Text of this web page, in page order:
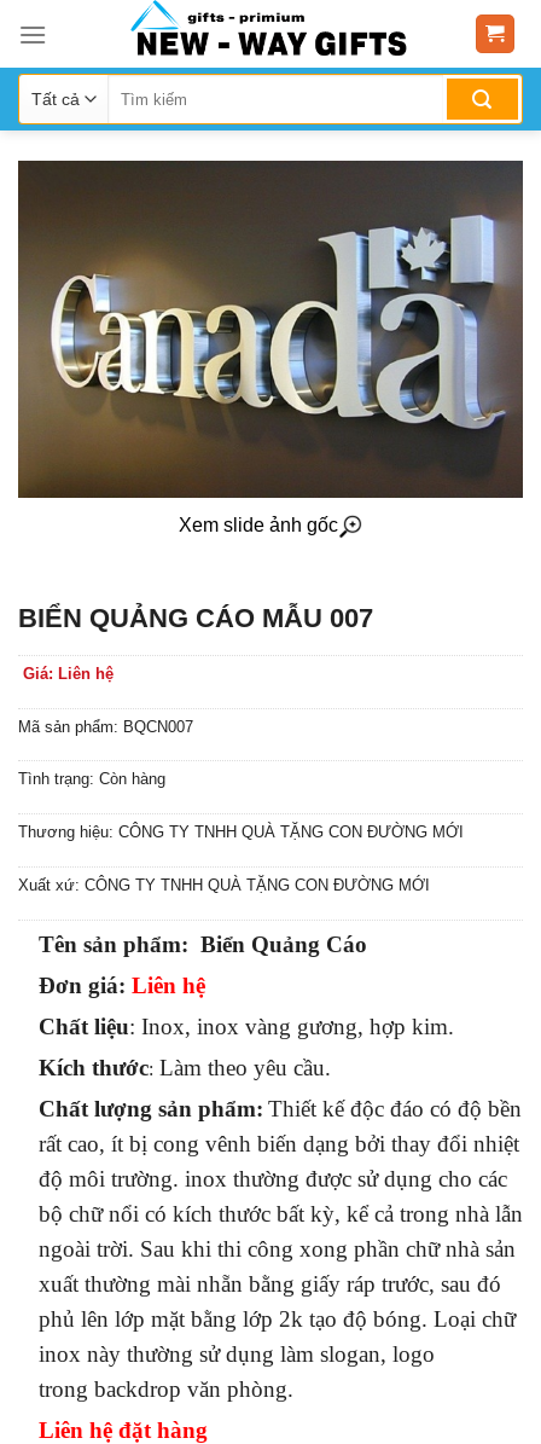
content
Xem slide ảnh gốc
BIỂN QUẢNG CÁO MẪU 007
Giá: Liên hệ
Mã sản phẩm: BQCN007
Tình trạng: Còn hàng
Thương hiệu: CÔNG TY TNHH QUÀ TẶNG CON ĐƯỜNG MỚI
Xuất xứ: CÔNG TY TNHH QUÀ TẶNG CON ĐƯỜNG MỚI
Tên sản phẩm: Biển Quảng Cáo
Đơn giá: Liên hệ
Chất liệu: Inox, inox vàng gương, hợp kim.
Kích thước: Làm theo yêu cầu.
Chất lượng sản phẩm: Thiết kế độc đáo có độ bền
rất cao, ít bị cong vênh biến dạng bởi thay đổi nhiệt
độ môi trường. inox thường được sử dụng cho các
bộ chữ nổi có kích thước bất kỳ, kể cả trong nhà lẫn
ngoài trời. Sau khi thi công xong phần chữ nhà sản
xuất thường mài nhẵn bằng giấy ráp trước, sau đó
phủ lên lớp mặt bằng lớp 2k tạo độ bóng. Loại chữ
inox này thường sử dụng làm slogan, logo
trong backdrop văn phòng.
Liên hệ đặt hàng